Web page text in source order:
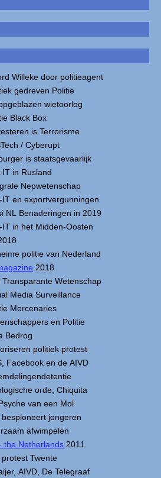
Willeke door politieagent
gedreven Politie
wietoorlog
Black Box
is Terrorisme
/ Cyberupt
is staatsgevaarlijk
IT in Rusland
Nepwetenschap
IT en exportvergunningen
NL Benaderingen in 2019
IT in het Midden-Oosten
politie van Nederland
2018
Transparante Wetenschap
Media Surveillance
Mercenaries
en Politie
Bedrog
politiek protest
Facebook en de AIVD
orde, Chiquita
van een Mol
bespioneert jongeren
afwimpelen
the Netherlands 2011
protest Twente
AIVD, De Telegraaf